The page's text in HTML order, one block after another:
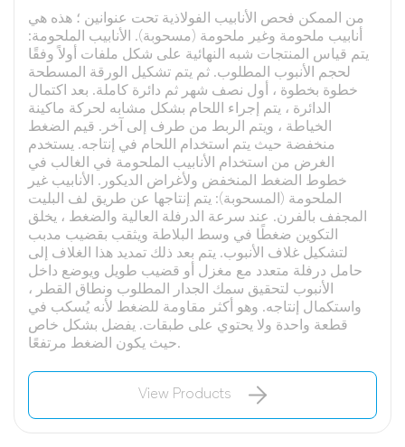
من الممكن فحص الأنابيب الفولاذية تحت عنوانين ؛ هذه هي
أنابيب ملحومة وغير ملحومة (مسحوبة). الأنابيب الملحومة:
يتم قياس المنتجات شبه النهائية على شكل ملفات أولاً وفقًا
لحجم الأنبوب المطلوب. ثم يتم تشكيل الورقة المسطحة
خطوة بخطوة ، أول نصف شهر ثم دائرة كاملة. بعد اكتمال
الدائرة ، يتم إجراء اللحام بشكل مشابه لحركة ماكينة
الخياطة ، ويتم الربط من طرف إلى آخر. قيم الضغط
منخفضة حيث يتم استخدام اللحام في إنتاجه. يستخدم
الغرض من استخدام الأنابيب الملحومة في الغالب في
خطوط الضغط المنخفض ولأغراض الديكور. الأنابيب غير
الملحومة (المسحوبة): يتم إنتاجها عن طريق لف البليت
المجفف بالفرن. عند سرعة الدرفلة العالية والضغط ، يخلق
التكوين ضغطًا في وسط البلاطة ويثقب بقضيب مدبب
لتشكيل غلاف الأنبوب. يتم بعد ذلك تمديد هذا الغلاف إلى
حامل درفلة متعدد مع مغزل أو قضيب طويل ويوضع داخل
الأنبوب لتحقيق سمك الجدار المطلوب ونطاق القطر ،
واستكمال إنتاجه. وهو أكثر مقاومة للضغط لأنه يُسكب في
قطعة واحدة ولا يحتوي على طبقات. يفضل بشكل خاص
حيث يكون الضغط مرتفعًا.
View Products